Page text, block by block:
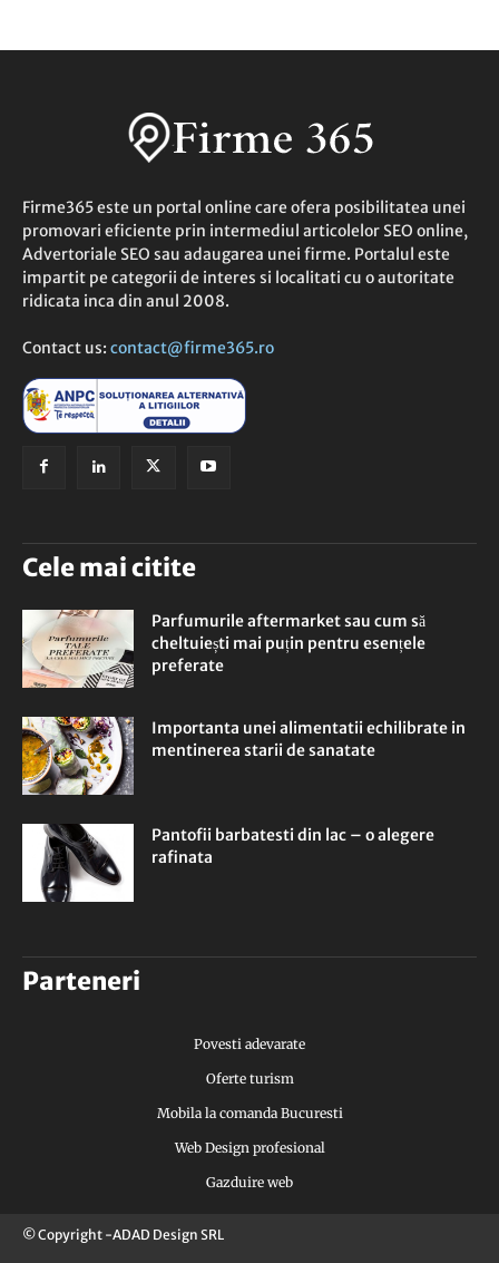
Firme365 este un portal online care ofera posibilitatea unei
promovari eficiente prin intermediul articolelor SEO online,
Advertoriale SEO sau adaugarea unei firme. Portalul este
impartit pe categorii de interes si localitati cu o autoritate
ridicata inca din anul 2008.
Contact us: contact@firme365.ro
Cele mai citite
Parfumurile aftermarket sau cum să
cheltuiești mai puțin pentru esențele
preferate
Importanta unei alimentatii echilibrate in
mentinerea starii de sanatate
Pantofii barbatesti din lac – o alegere
rafinata
Parteneri
Povesti adevarate
Oferte turism
Mobila la comanda Bucuresti
Web Design profesional
Gazduire web
© Copyright -ADAD Design SRL